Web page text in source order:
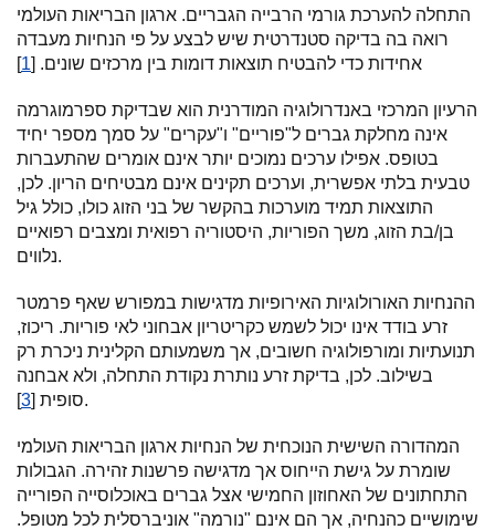
התחלה להערכת גורמי הרבייה הגבריים. ארגון הבריאות העולמי
רואה בה בדיקה סטנדרטית שיש לבצע על פי הנחיות מעבדה
אחידות כדי להבטיח תוצאות דומות בין מרכזים שונים. [1
]
הרעיון המרכזי באנדרולוגיה המודרנית הוא שבדיקת ספרמוגרמה
אינה מחלקת גברים ל"פוריים" ו"עקרים" על סמך מספר יחיד
בטופס. אפילו ערכים נמוכים יותר אינם אומרים שהתעברות
טבעית בלתי אפשרית, וערכים תקינים אינם מבטיחים הריון. לכן,
התוצאות תמיד מוערכות בהקשר של בני הזוג כולו, כולל גיל
בן/בת הזוג, משך הפוריות, היסטוריה רפואית ומצבים רפואיים
נלווים.
ההנחיות האורולוגיות האירופיות מדגישות במפורש שאף פרמטר
זרע בודד אינו יכול לשמש כקריטריון אבחוני לאי פוריות. ריכוז,
תנועתיות ומורפולוגיה חשובים, אך משמעותם הקלינית ניכרת רק
בשילוב. לכן, בדיקת זרע נותרת נקודת התחלה, ולא אבחנה
סופית [3 ].
המהדורה השישית הנוכחית של הנחיות ארגון הבריאות העולמי
שומרת על גישת הייחוס אך מדגישה פרשנות זהירה. הגבולות
התחתונים של האחוזון החמישי אצל גברים באוכלוסייה הפורייה
שימושיים כהנחיה, אך הם אינם "נורמה" אוניברסלית לכל מטופל.